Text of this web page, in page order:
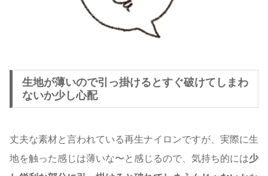
生地が薄いので引っ掛けるとすぐ破けてしまわ
ないか少し心配
丈夫な素材と言われている再生ナイロンですが、実際に生
地を触った感じは薄いな〜と感じるので、気持ち的には少